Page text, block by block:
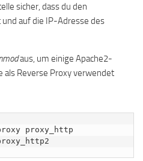
sicher, dass du den
auf die IP-Adresse des
aus, um einige Apache2-
als Reverse Proxy verwendet
proxy_http